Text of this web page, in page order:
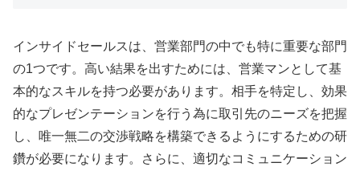
インサイドセールスは、営業部門の中でも特に重要な部門
の1つです。高い結果を出すためには、営業マンとして基
本的なスキルを持つ必要があります。相手を特定し、効果
的なプレゼンテーションを行う為に取引先のニーズを把握
し、唯一無二の交渉戦略を構築できるようにするための研
鑽が必要になります。さらに、適切なコミュニケーション